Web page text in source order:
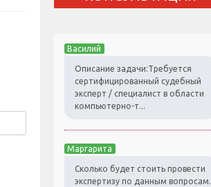
Василий
Описание задачи:Требуется
сертифицированный судебный
эксперт / специалист в области
компьютерно-т...
Маргарита
Сколько будет стоить провести
экспертизу по данным вопросам.